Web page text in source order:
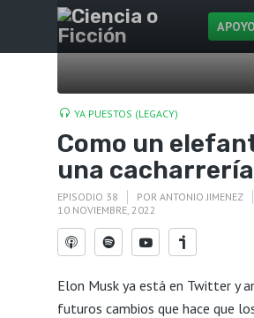
APOYO
YA PUESTOS (LEGACY)
Como un
una cacharrería
EPISODIO 38 POR ANTONIO JIMENEZ
10 NOVIEMBRE, 2022
Elon Musk ya está en Twitter y
futuros cambios que hace que